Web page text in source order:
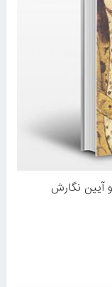
آیین نگارش